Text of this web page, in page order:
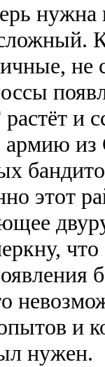
и
из
этот
и
нужен.